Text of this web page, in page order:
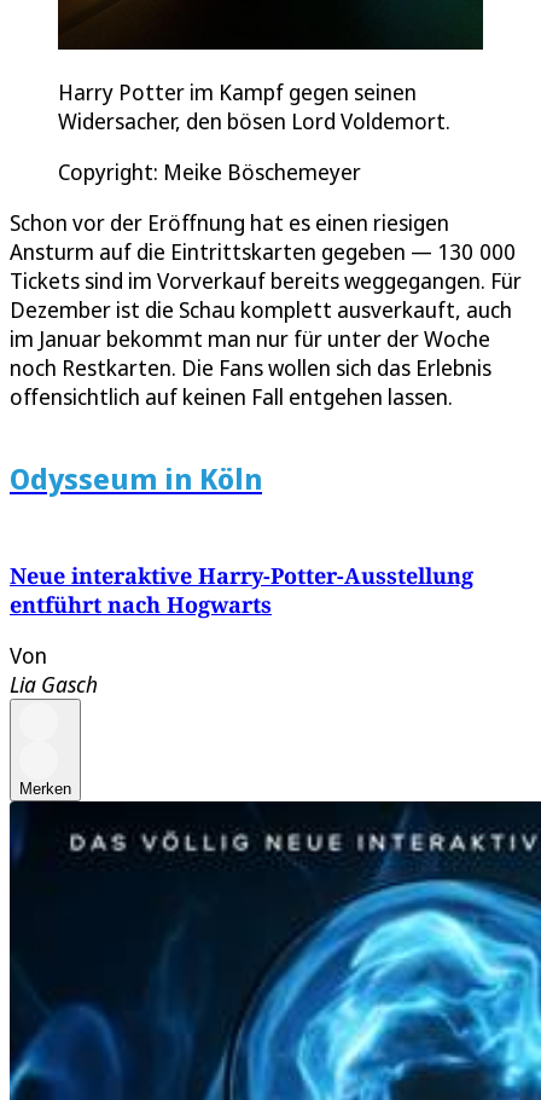
Harry Potter im Kampf gegen seinen
Widersacher, den bösen Lord Voldemort.
Copyright: Meike Böschemeyer
Schon vor der Eröffnung hat es einen riesigen
Ansturm auf die Eintrittskarten gegeben — 130 000
Tickets sind im Vorverkauf bereits weggegangen. Für
Dezember ist die Schau komplett ausverkauft, auch
im Januar bekommt man nur für unter der Woche
noch Restkarten. Die Fans wollen sich das Erlebnis
offensichtlich auf keinen Fall entgehen lassen.
Odysseum in Köln
Neue interaktive Harry-Potter-Ausstellung
entführt nach Hogwarts
Von
Lia Gasch
Merken